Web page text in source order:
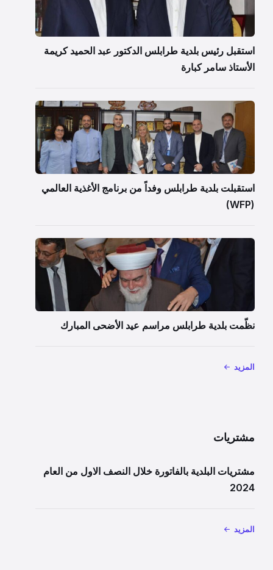
استقبل رئيس بلدية طرابلس الدكتور عبد الحميد كريمة
الأستاذ سامر كبارة
استقبلت بلدية طرابلس وفداً من برنامج الأغذية العالمي
(WFP)
نظّمت بلدية طرابلس مراسم عيد الأضحى المبارك
المزيد
مشتريات
مشتريات البلدية بالفاتورة خلال النصف الاول من العام
2024
المزيد